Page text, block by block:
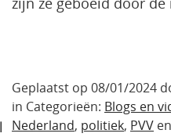
Geplaatst op 08/01/2024
in Categorieën: Blogs en
Nederland, politiek, PVV en